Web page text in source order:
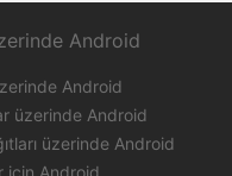
Android
Android
üzerinde Android
üzerinde Android
için Android